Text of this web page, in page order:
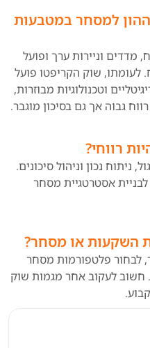
למסחר במטבעות
מדדים וניירות ערך ופועל
שוק הקריפטו פועל
וטכנולוגיות מבוזרות,
גבוה אך גם בסיכון מוגבר.
רווחי?
ניתוח נכון וניהול סיכונים.
אסטרטגיית מסחר
השקעות או מסחר?
לבחור פלטפורמות מסחר
חשוב לעקוב אחר מגמות שוק